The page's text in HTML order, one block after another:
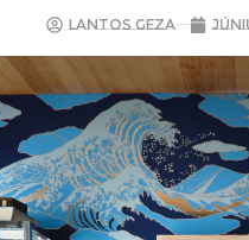
Lantos Geza